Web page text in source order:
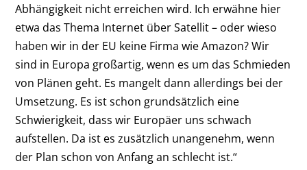
Abhängigkeit nicht erreichen wird. Ich erwähne hier
etwa das Thema Internet über Satellit – oder wieso
haben wir in der EU keine Firma wie Amazon? Wir
sind in Europa großartig, wenn es um das Schmieden
von Plänen geht. Es mangelt dann allerdings bei der
Umsetzung. Es ist schon grundsätzlich eine
Schwierigkeit, dass wir Europäer uns schwach
aufstellen. Da ist es zusätzlich unangenehm, wenn
der Plan schon von Anfang an schlecht ist.“